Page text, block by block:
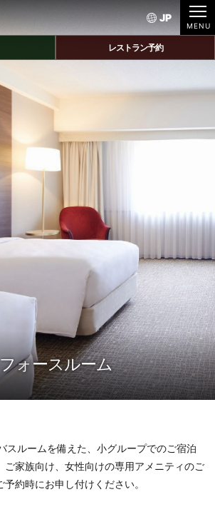
JP
レストラン予約
ォースルーム
スルームを備えた、小グループでのご宿泊
ご家族向け、女性向けの専用アメニティのご
約時にお申し付けください。